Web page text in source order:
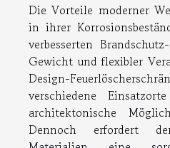
Die Vorteile moderner
in ihrer
verbesserten
Gewicht und flexibler
Design-
verschiedene
architektonische
Dennoch erfordert